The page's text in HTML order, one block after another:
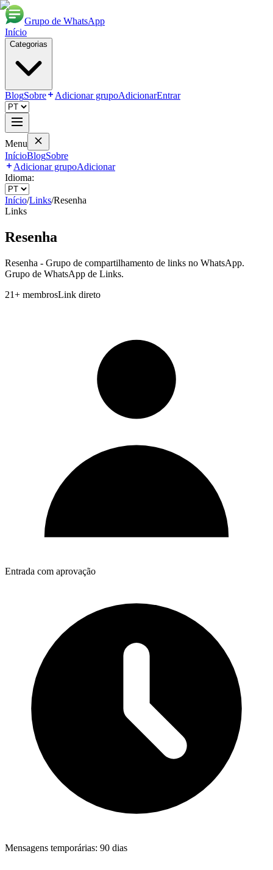
Grupo de WhatsApp
Início
Categorias
BlogSobre Adicionar grupoAdicionarEntrar
Menu
InícioBlogSobre
Adicionar grupoAdicionar
Idioma:
Início/Links/Resenha
Links
Resenha
Resenha - Grupo de compartilhamento de links no WhatsApp.
Grupo de WhatsApp de Links.
21+ membrosLink direto
Entrada com aprovação
Mensagens temporárias: 90 dias